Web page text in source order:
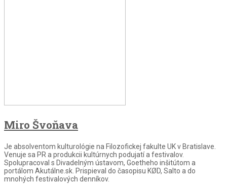
Miro Švoňava
Je absolventom kulturológie na Filozofickej fakulte UK v Bratislave.
Venuje sa PR a produkcii kultúrnych podujatí a festivalov.
Spolupracoval s Divadelným ústavom, Goetheho inšitútom a
portálom Akutálne.sk. Prispieval do časopisu KØD, Salto a do
mnohých festivalových denníkov.